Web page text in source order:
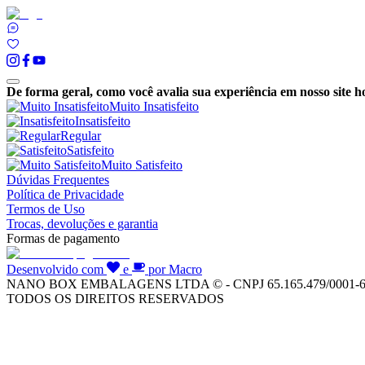
De forma geral, como você avalia sua experiência em nosso site
Muito Insatisfeito
Insatisfeito
Regular
Satisfeito
Muito Satisfeito
Dúvidas Frequentes
Política de Privacidade
Termos de Uso
Trocas, devoluções e garantia
Formas de pagamento
Desenvolvido com e
por Macro
NANO BOX EMBALAGENS LTDA © - CNPJ 65.165.479/0001-
TODOS OS DIREITOS RESERVADOS